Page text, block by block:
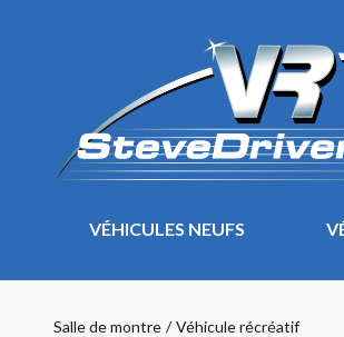
VÉHICULES NEUFS
Salle de montre / Véhicule récréatif